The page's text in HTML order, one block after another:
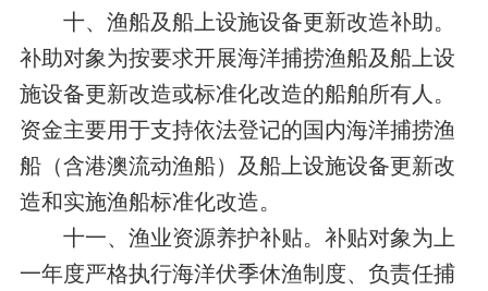
十、渔船及船上设施设备更新改造补助。
补助对象为按要求开展海洋捕捞渔船及船上设
施设备更新改造或标准化改造的船舶所有人。
资金主要用于支持依法登记的国内海洋捕捞渔
船（含港澳流动渔船）及船上设施设备更新改
造和实施渔船标准化改造。
十一、渔业资源养护补贴。补贴对象为上
一年度严格执行海洋伏季休渔制度、负责任捕